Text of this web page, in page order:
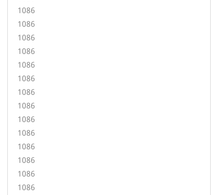
1086
1086
1086
1086
1086
1086
1086
1086
1086
1086
1086
1086
1086
1086